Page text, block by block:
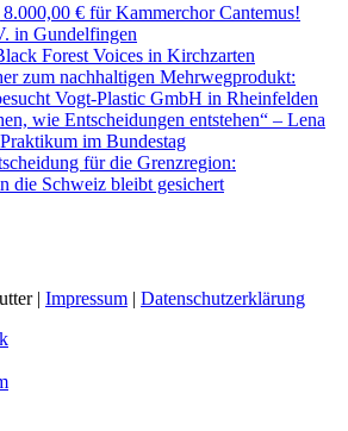
€ für Kammerchor Cantemus!
in Gundelfingen
Forest Voices in Kirchzarten
zum nachhaltigen Mehrwegprodukt:
Vogt-Plastic GmbH in Rheinfelden
wie Entscheidungen entstehen“ – Lena
im Bundestag
für die Grenzregion:
die Schweiz bleibt gesichert
| Impressum | Datenschutzerklärung